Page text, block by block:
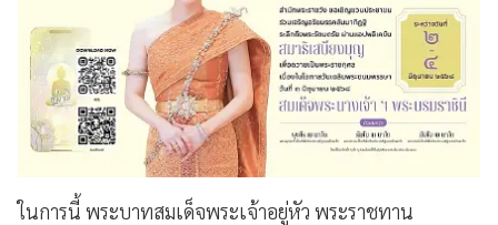
ในการนี้ พระบาทสมเด็จพระเจ้าอยู่หัว พระราชทาน